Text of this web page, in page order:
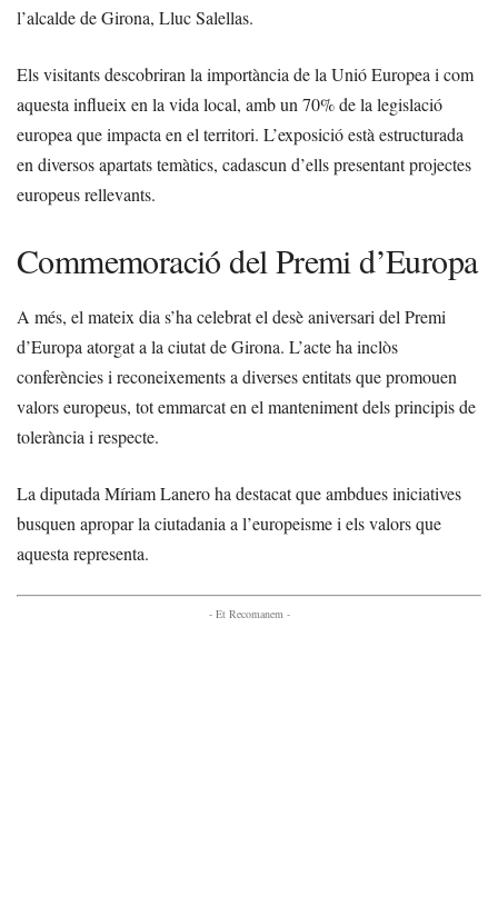
l’alcalde de Girona, Lluc Salellas.
Els visitants descobriran la importància de la Unió Europea i com
aquesta influeix en la vida local, amb un 70% de la legislació
europea que impacta en el territori. L’exposició està estructurada
en diversos apartats temàtics, cadascun d’ells presentant projectes
europeus rellevants.
Commemoració del Premi d’Europa
A més, el mateix dia s’ha celebrat el desè aniversari del Premi
d’Europa atorgat a la ciutat de Girona. L’acte ha inclòs
conferències i reconeixements a diverses entitats que promouen
valors europeus, tot emmarcat en el manteniment dels principis de
tolerància i respecte.
La diputada Míriam Lanero ha destacat que ambdues iniciatives
busquen apropar la ciutadania a l’europeisme i els valors que
aquesta representa.
- Et Recomanem -